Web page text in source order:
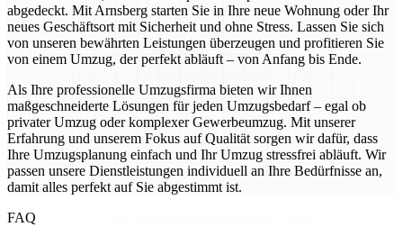
abgedeckt. Mit Arnsberg starten Sie in Ihre neue Wohnung oder Ihr
neues Geschäftsort mit Sicherheit und ohne Stress. Lassen Sie sich
von unseren bewährten Leistungen überzeugen und profitieren Sie
von einem Umzug, der perfekt abläuft – von Anfang bis Ende.
Als Ihre professionelle Umzugsfirma bieten wir Ihnen
maßgeschneiderte Lösungen für jeden Umzugsbedarf – egal ob
privater Umzug oder komplexer Gewerbeumzug. Mit unserer
Erfahrung und unserem Fokus auf Qualität sorgen wir dafür, dass
Ihre Umzugsplanung einfach und Ihr Umzug stressfrei abläuft. Wir
passen unsere Dienstleistungen individuell an Ihre Bedürfnisse an,
damit alles perfekt auf Sie abgestimmt ist.
FAQ